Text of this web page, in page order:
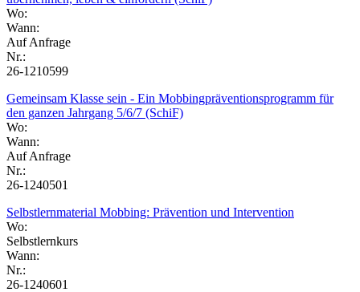
Wo:
Wann:
Auf Anfrage
Nr.:
26-1210599
Gemeinsam Klasse sein - Ein Mobbingpräventionsprogramm für
den ganzen Jahrgang 5/6/7 (SchiF)
Wo:
Wann:
Auf Anfrage
Nr.:
26-1240501
Selbstlernmaterial Mobbing: Prävention und Intervention
Wo:
Selbstlernkurs
Wann:
Nr.:
26-1240601